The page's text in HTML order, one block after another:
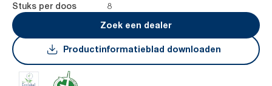
Stuks per doos
8
Zoek een dealer
Productinformatieblad downloaden